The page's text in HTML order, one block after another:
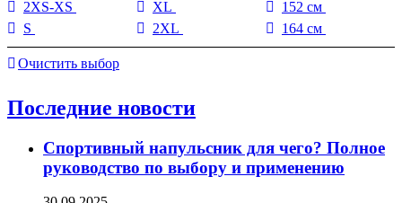
2XS-XS
S
XL
2XL
152 см
164 см
Очистить выбор
Последние новости
Спортивный напульсник для чего? Полное
руководство по выбору и применению